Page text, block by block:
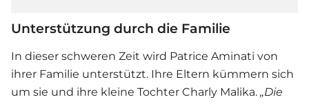
Unterstützung durch die Familie
In dieser schweren Zeit wird Patrice Aminati von
ihrer Familie unterstützt. Ihre Eltern kümmern sich
um sie und ihre kleine Tochter Charly Malika. „Die